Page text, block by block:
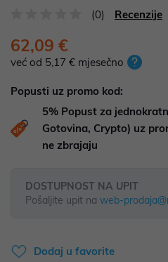
(0) Recenzije
62,09 €
već od 5,17 € mjesečno
Popusti uz promo kod:
5% Popust za
Gotovina, Crypto) uz
ne zbrajaju
DOSTUPNOST NA UPIT
Pošaljite upit na web-
Dodaj u favorite